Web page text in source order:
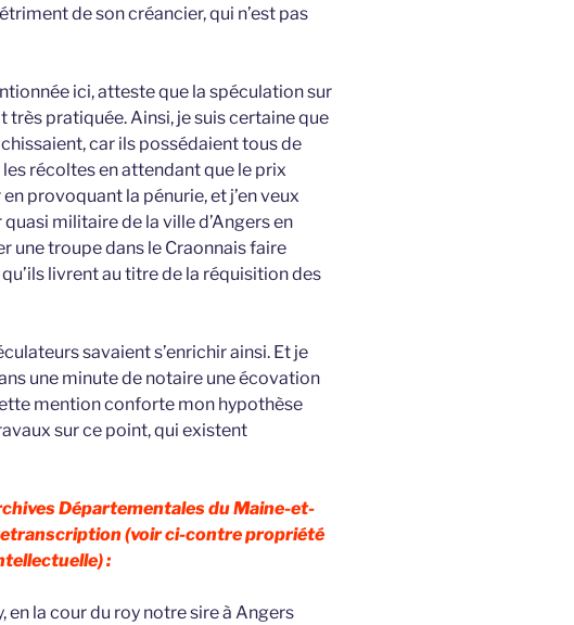
de son créancier, qui n’est pas
ici, atteste que la spéculation sur
très pratiquée. Ainsi, je suis certaine que
car ils possédaient tous de
récoltes en attendant que le prix
provoquant la pénurie, et j’en veux
militaire de la ville d’Angers en
une troupe dans le Craonnais faire
livrent au titre de la réquisition des
savaient s’enrichir ainsi. Et je
une minute de notaire une écovation
mention conforte mon hypothèse
sur ce point, qui existent
Départementales du Maine-et-
(voir ci-contre propriété
:
en la cour du roy notre sire à Angers